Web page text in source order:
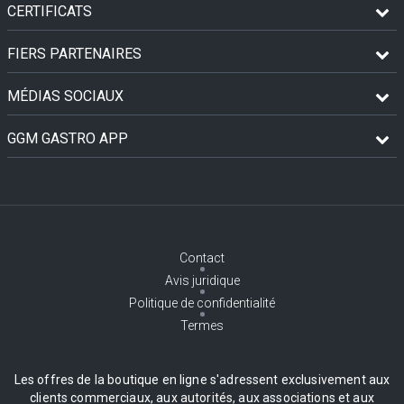
CERTIFICATS
FIERS PARTENAIRES
MÉDIAS SOCIAUX
GGM GASTRO APP
Contact
Avis juridique
Politique de confidentialité
Termes
Les offres de la boutique en ligne s'adressent exclusivement aux
clients commerciaux, aux autorités, aux associations et aux